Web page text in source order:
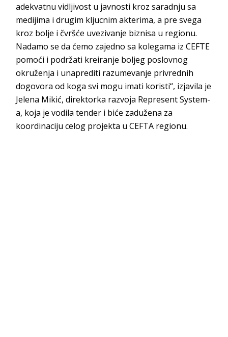
adekvatnu vidljivost u javnosti kroz saradnju sa
medijima i drugim kljucnim akterima, a pre svega
kroz bolje i čvršće uvezivanje biznisa u regionu.
Nadamo se da ćemo zajedno sa kolegama iz CEFTE
pomoći i podržati kreiranje boljeg poslovnog
okruženja i unaprediti razumevanje privrednih
dogovora od koga svi mogu imati koristi“, izjavila je
Jelena Mikić, direktorka razvoja Represent System-
a, koja je vodila tender i biće zadužena za
koordinaciju celog projekta u CEFTA regionu.